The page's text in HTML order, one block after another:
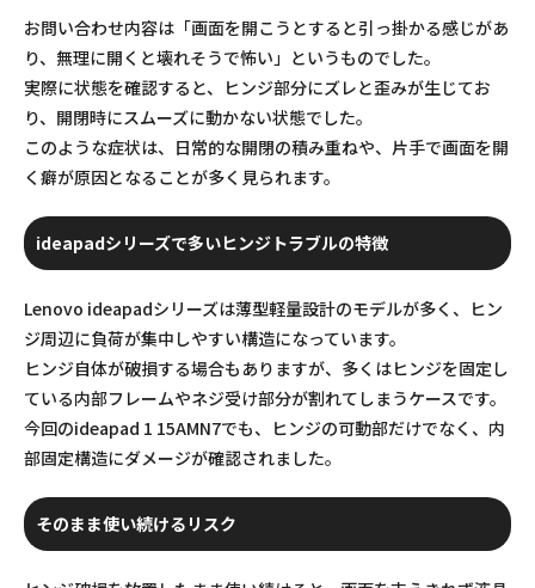
お問い合わせ内容は「画面を開こうとすると引っ掛かる感じがあ
り、無理に開くと壊れそうで怖い」というものでした。
実際に状態を確認すると、ヒンジ部分にズレと歪みが生じてお
り、開閉時にスムーズに動かない状態でした。
このような症状は、日常的な開閉の積み重ねや、片手で画面を開
く癖が原因となることが多く見られます。
ideapadシリーズで多いヒンジトラブルの特徴
Lenovo ideapadシリーズは薄型軽量設計のモデルが多く、ヒン
ジ周辺に負荷が集中しやすい構造になっています。
ヒンジ自体が破損する場合もありますが、多くはヒンジを固定し
ている内部フレームやネジ受け部分が割れてしまうケースです。
今回のideapad 1 15AMN7でも、ヒンジの可動部だけでなく、内
部固定構造にダメージが確認されました。
そのまま使い続けるリスク